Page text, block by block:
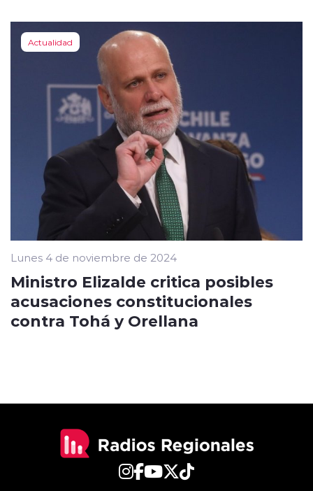
Actualidad
Lunes 4 de noviembre de 2024
Ministro Elizalde critica posibles
acusaciones constitucionales
contra Tohá y Orellana